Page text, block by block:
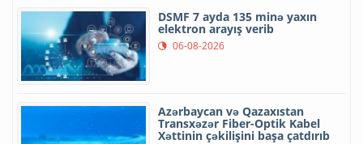
DSMF 7 ayda 135 minə yaxın
elektron arayış verib
06-08-2026
Azərbaycan və Qazaxıstan
Transxəzər Fiber-Optik Kabel
Xəttinin çəkilişini başa çatdırıb